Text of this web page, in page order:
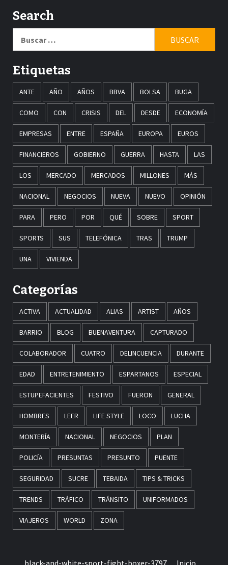
Search
Etiquetas
ANTE AÑO AÑOS BBVA BOLSA BUGA
COMO CON CRISIS DEL DESDE ECONOMÍA
EMPRESAS ENTRE ESPAÑA EUROPA EUROS
FINANCIEROS GOBIERNO GUERRA HASTA LAS
LOS MERCADO MERCADOS MILLONES MÁS
NACIONAL NEGOCIOS NUEVA NUEVO OPINIÓN
PARA PERO POR QUÉ SOBRE SPORT
SPORTS SUS TELEFÓNICA TRAS TRUMP
UNA VIVIENDA
Categorías
ACTIVA ACTUALIDAD ALIAS ARTIST AÑOS
BARRIO BLOG BUENAVENTURA CAPTURADO
COLABORADOR CUATRO DELINCUENCIA DURANTE
EDAD ENTRETENIMIENTO ESPARTANOS ESPECIAL
ESTUPEFACIENTES FESTIVO FUERON GENERAL
HOMBRES LEER LIFE STYLE LOCO LUCHA
MONTERÍA NACIONAL NEGOCIOS PLAN
POLICÍA PRESUNTAS PRESUNTO PUENTE
SEGURIDAD SUCRE TEBAIDA TIPS & TRICKS
TRENDS TRÁFICO TRÁNSITO UNIFORMADOS
VIAJEROS WORLD ZONA